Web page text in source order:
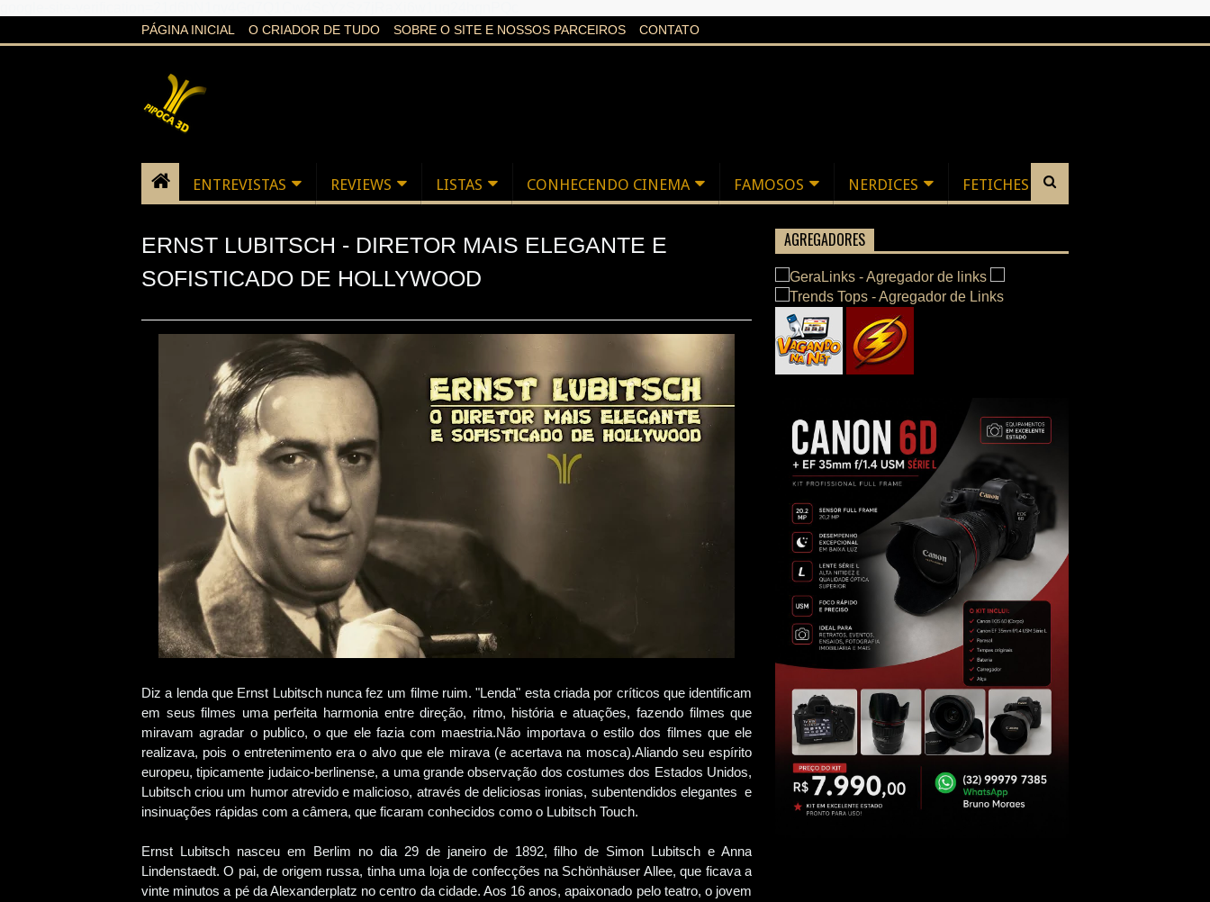
PÁGINA INICIAL O CRIADOR DE TUDO SOBRE O SITE E NOSSOS PARCEIROS CONTATO
ENTREVISTAS REVIEWS LISTAS CONHECENDO CINEMA FAMOSOS NERDICES FETICHES
ERNST LUBITSCH - DIRETOR MAIS ELEGANTE E
SOFISTICADO DE HOLLYWOOD
Diz a lenda que Ernst Lubitsch nunca fez um filme ruim. "Lenda" esta criada por críticos que identificam
em seus filmes uma perfeita harmonia entre direção, ritmo, história e atuações, fazendo filmes que
miravam agradar o publico, o que ele fazia com maestria.Não importava o estilo dos filmes que ele
realizava, pois o entretenimento era o alvo que ele mirava (e acertava na mosca).Aliando seu espírito
europeu, tipicamente judaico-berlinense, a uma grande observação dos costumes dos Estados Unidos,
Lubitsch criou um humor atrevido e malicioso, através de deliciosas ironias, subentendidos elegantes e
insinuações rápidas com a câmera, que ficaram conhecidos como o Lubitsch Touch.
Ernst Lubitsch nasceu em Berlim no dia 29 de janeiro de 1892, filho de Simon Lubitsch e Anna
Lindenstaedt. O pai, de origem russa, tinha uma loja de confecções na Schönhäuser Allee, que ficava a
vinte minutos a pé da Alexanderplatz no centro da cidade. Aos 16 anos, apaixonado pelo teatro, o jovem
AGREGADORES